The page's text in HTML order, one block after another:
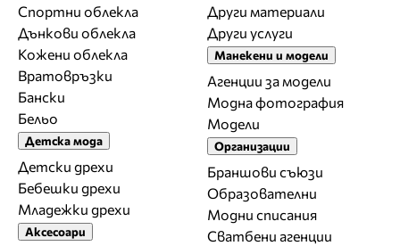
Спортни облекла
Дънкови облекла
Кожени облекла
Вратовръзки
Бански
Бельо
Детска мода
Детски дрехи
Бебешки дрехи
Младежки дрехи
Аксесоари
Други материали
Други услуги
Манекени и модели
Агенции за модели
Модна фотография
Модели
Организации
Браншови съюзи
Образователни
Модни списания
Сватбени агенции